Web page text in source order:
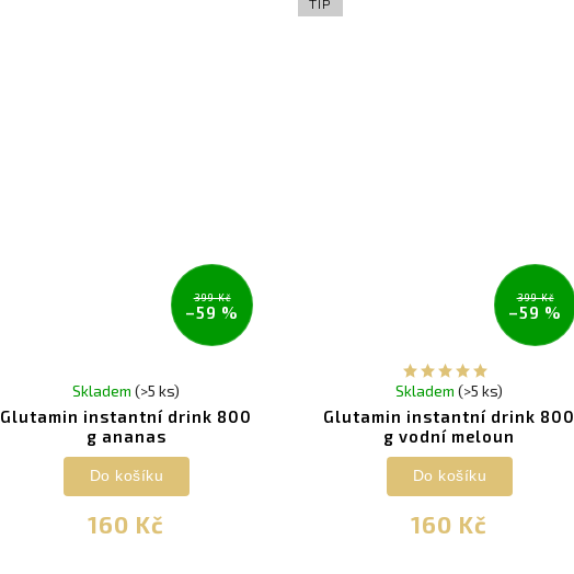
399 Kč
–59 %
Glutamin instantní drink 800
g ananas
Skladem(>5 ks)
160 Kč
Do košíku
TIP
399 Kč
–59 %
Glutamin instantní drink 800
g vodní meloun
Skladem(>5 ks)
160 Kč
Do košíku